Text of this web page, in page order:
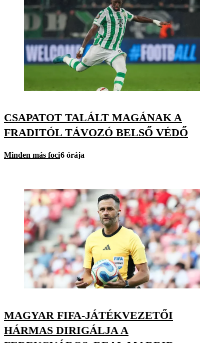
CSAPATOT TALÁLT MAGÁNAK A
FRADITÓL TÁVOZÓ BELSŐ VÉDŐ
Minden más foci6 órája
MAGYAR FIFA-JÁTÉKVEZETŐI
HÁRMAS DIRIGÁLJA A